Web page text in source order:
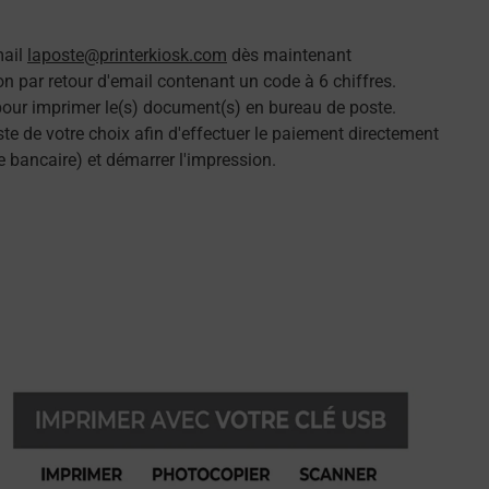
laposte@printerkiosk.com dès maintenant
par retour d'email contenant un code à 6 chiffres.
imprimer le(s) document(s) en bureau de poste.
de votre choix afin d'effectuer le paiement directement
bancaire) et démarrer l'impression.